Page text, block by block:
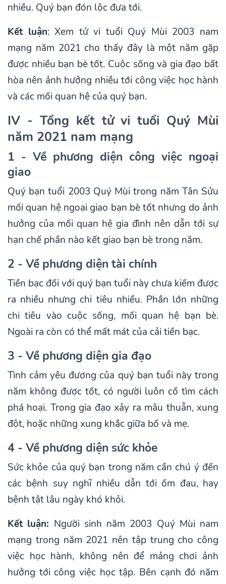
nhiều. Quý bạn đón lộc đưa tới.
Kết luận: Xem tử vi tuổi Quý Mùi 2003 nam
mạng năm 2021 cho thấy đây là một năm gặp
được nhiều bạn bè tốt. Cuộc sống và gia đạo bất
hòa nên ảnh hưởng nhiều tới công việc học hành
và các mối quan hệ của quý bạn.
IV - Tổng kết tử vi tuổi Quý Mùi
năm 2021 nam mạng
1 - Về phương diện công việc ngoại
giao
Quý bạn tuổi 2003 Quý Mùi trong năm Tân Sửu
mối quan hệ ngoại giao bạn bè tốt nhưng do ảnh
hưởng của mối quan hệ gia đình nên dẫn tới sự
hạn chế phần nào kết giao bạn bè trong năm.
2 - Về phương diện tài chính
Tiền bạc đối với quý bạn tuổi này chưa kiếm được
ra nhiều nhưng chi tiêu nhiều. Phần lớn những
chi tiêu vào cuộc sống, mối quan hệ bạn bè.
Ngoài ra còn có thể mất mát của cải tiền bạc.
3 - Về phương diện gia đạo
Tình cảm yêu đương của quý bạn tuổi này trong
năm không được tốt, có người luôn cố tìm cách
phá hoại. Trong gia đạo xảy ra mâu thuẫn, xung
đột, hoặc những xung khắc giữa bố và mẹ.
4 - Về phương diện sức khỏe
Sức khỏe của quý bạn trong năm cần chú ý đến
các bệnh suy nghĩ nhiều dẫn tới ốm đau, hay
bệnh tật lâu ngày khó khỏi.
Kết luận: Người sinh năm 2003 Quý Mùi nam
mạng trong năm 2021 nên tập trung cho công
việc học hành, không nên để mảng chơi ảnh
hưởng tới công việc học tập. Bên cạnh đó năm